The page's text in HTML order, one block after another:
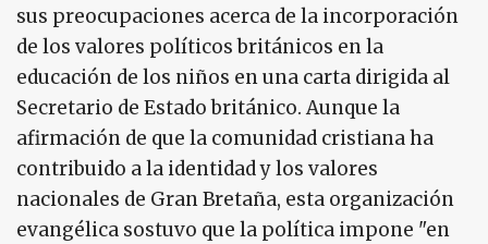
sus preocupaciones acerca de la incorporación
de los valores políticos británicos en la
educación de los niños en una carta dirigida al
Secretario de Estado británico. Aunque la
afirmación de que la comunidad cristiana ha
contribuido a la identidad y los valores
nacionales de Gran Bretaña, esta organización
evangélica sostuvo que la política impone "en